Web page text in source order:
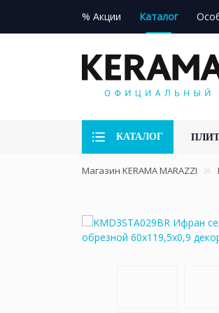
% Акции Каталог
КАТАЛОГ
Магазин KERAMA MARAZZI